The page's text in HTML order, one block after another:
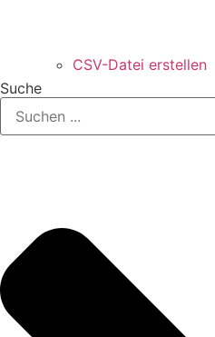
CSV-Datei erstellen
Suche